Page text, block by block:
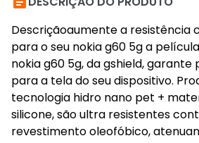
Descriçãoaumente a resistência
para o seu nokia g60 5g a
nokia g60 5g, da gshield,
para a tela do seu dispositivo.
tecnologia hidro nano pet +
silicone, são ultra resistentes
revestimento oleofóbico,